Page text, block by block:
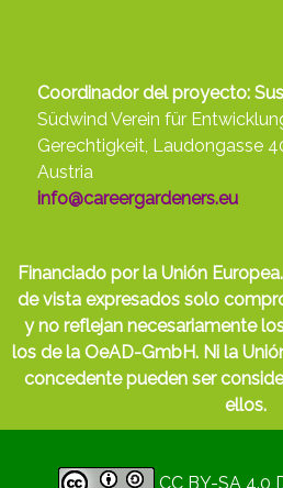
Coordinador del proyecto:
Südwind Verein für
Gerechtigkeit, Laudongasse
Austria
info@careergardeners.eu
Financiado por la Unión
de vista expresados solo
y no reflejan necesariamente
los de la OeAD-GmbH. Ni la
concedente pueden ser
ellos.
CC BY-SA 4.0